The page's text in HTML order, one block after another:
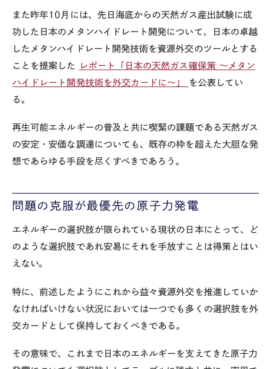
また昨年10月には、先日海底からの天然ガス産出試験に成
功した日本のメタンハイドレート開発について、日本の卓越
したメタンハイドレート開発技術を資源外交のツールとする
ことを提案した
レポート「日本の天然ガス確保策 ～メタン
ハイドレート開発技術を外交カードに～」
を公表してい
る。
再生可能エネルギーの普及と共に喫緊の課題である天然ガス
の安定・安価な調達についても、既存の枠を超えた大胆な発
想であらゆる手段を尽くすべきであろう。
問題の克服が最優先の原子力発電
エネルギーの選択肢が限られている現状の日本にとって、ど
のような選択肢であれ安易にそれを手放すことは得策とはい
えない。
特に、前述したようにこれから益々資源外交を推進していか
なければいけない状況においては一つでも多くの選択肢を外
交カードとして保持しておくべきである。
その意味で、これまで日本のエネルギーを支えてきた原子力